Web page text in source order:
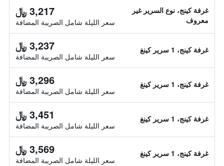
غرفة كينج، نوع السرير غير
معروف
3,217 ﷼
سعر الليلة شامل الصريبة المضافة
غرفة كينج، 1 سرير كينغ 3,237 ﷼
سعر الليلة شامل الصريبة المضافة
غرفة كينج، 1 سرير كينغ 3,296 ﷼
سعر الليلة شامل الصريبة المضافة
غرفة كينج، 1 سرير كينغ 3,451 ﷼
سعر الليلة شامل الصريبة المضافة
غرفة كينج، 1 سرير كينغ 3,569 ﷼
سعر الليلة شامل الصريبة المضافة